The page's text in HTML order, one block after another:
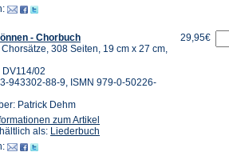
- Chorbuch
308 Seiten, 19 cm x 27 cm,
DV114/02
943302-88-9, ISMN 979-0-50226-
Patrick Dehm
zum Artikel
als: Liederbuch
29,95€